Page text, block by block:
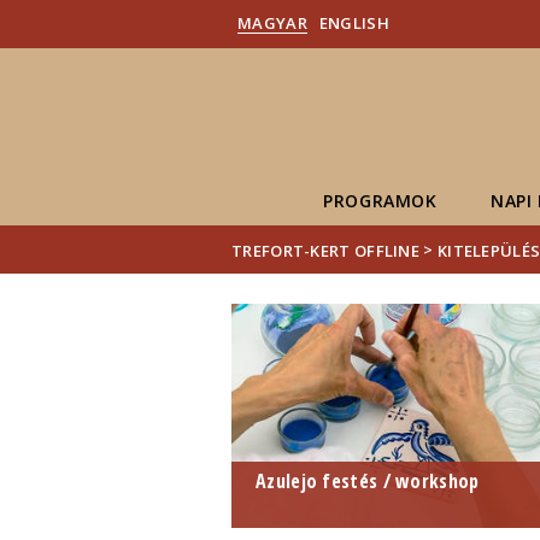
MAGYAR ENGLISH
PROGRAMOK NAPI
TREFORT-KERT OFFLINE >
Azulejo festés / workshop